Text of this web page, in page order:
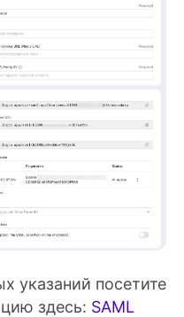
указаний посетите
здесь: SAML